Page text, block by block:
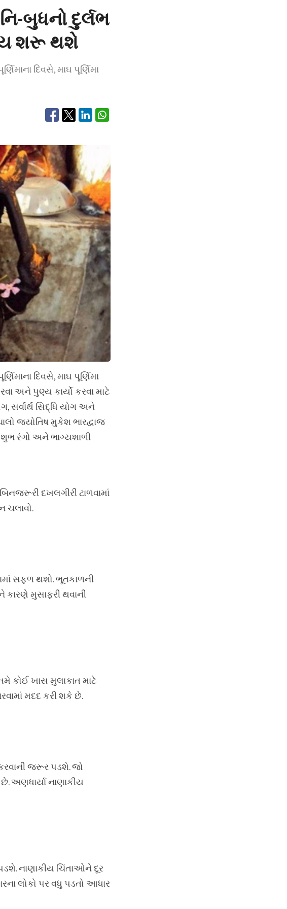
બુધનો દુર્લભ
શરૂ થશે
દિવસે, માઘ પૂર્ણિમા
દિવસે, માઘ પૂર્ણિમા
અને પુણ્ય કાર્યો કરવા માટે
સર્વાર્થ સિદ્ધિ યોગ અને
જ્યોતિષ મુકેશ ભારદ્વાજ
રંગો અને ભાગ્યશાળી
બિનજરૂરી દખલગીરી ટાળવામાં
ચલાવો.
સફળ થશો. ભૂતકાળની
મુસાફરી થવાની
કોઈ ખાસ મુલાકાત માટે
મદદ કરી શકે છે.
જરૂર પડશે. જો
અણધાર્યા નાણાકીય
નાણાકીય ચિંતાઓને દૂર
લોકો પર વધુ પડતો આધાર